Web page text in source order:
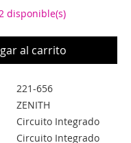
disponible(s)
al carrito
221-656
ZENITH
Circuito Integrado
Circuito Integrado